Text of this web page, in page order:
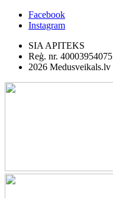
Facebook
Instagram
SIA APITEKS
Reģ. nr. 40003954075
2026 Medusveikals.lv